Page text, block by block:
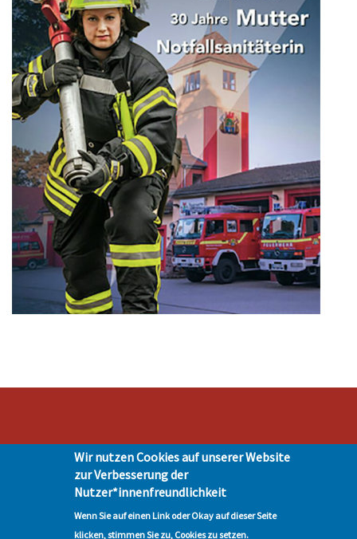
Stadt Hohen Neuendorf • Oranienburger Str. 2 • 16540 Hohen Neuendorf •
Telefon 03303-528-0
Impressum| | Datenschutz
| © Hohen-Neuendorf.de, Alle Rechte
vorbehalten - Vervielfältigung nur mit unserer Genehmigung
Wir nutzen Cookies auf unserer Website
zur Verbesserung der
Nutzer*innenfreundlichkeit
Wenn Sie auf einen Link oder Okay auf dieser Seite
klicken, stimmen Sie zu, Cookies zu setzen.